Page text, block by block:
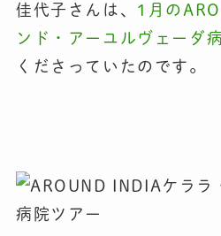
佳代子さんは、 1月の
ンド・アーユルヴェーダ
くださっていたのです。